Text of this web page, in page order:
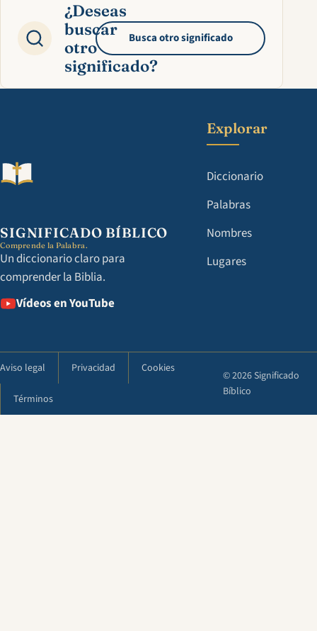
¿Deseas
buscar
otro
significado?
Busca otro significado
SIGNIFICADO BÍBLICO
Comprende la Palabra.
Un diccionario claro para
comprender la Biblia.
Vídeos en YouTube
Explorar
Diccionario
Palabras
Nombres
Lugares
Aviso legal Privacidad Cookies
Términos
© 2026 Significado
Bíblico